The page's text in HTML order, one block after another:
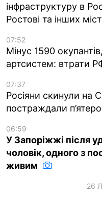
інфраструктуру в
Ростові та інших
07:52
Мінус 1590
артсистем: втрати
07:37
Росіяни скинули на
постраждали
06:59
У Запоріжжі після
чоловік, одного з
живим
26